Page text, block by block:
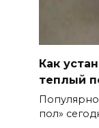
Как
теплый
пол»